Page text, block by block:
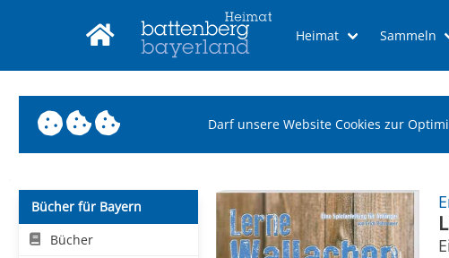
Heimat Sammeln
Darf unsere Website Cookies zur
Bücher für Bayern
Bücher